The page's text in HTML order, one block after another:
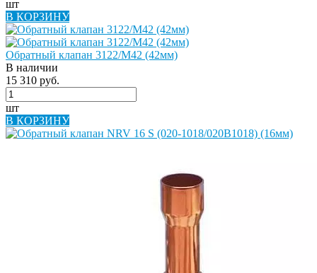
шт
В КОРЗИНУ
Обратный клапан 3122/M42 (42мм)
В наличии
15 310 руб.
шт
В КОРЗИНУ